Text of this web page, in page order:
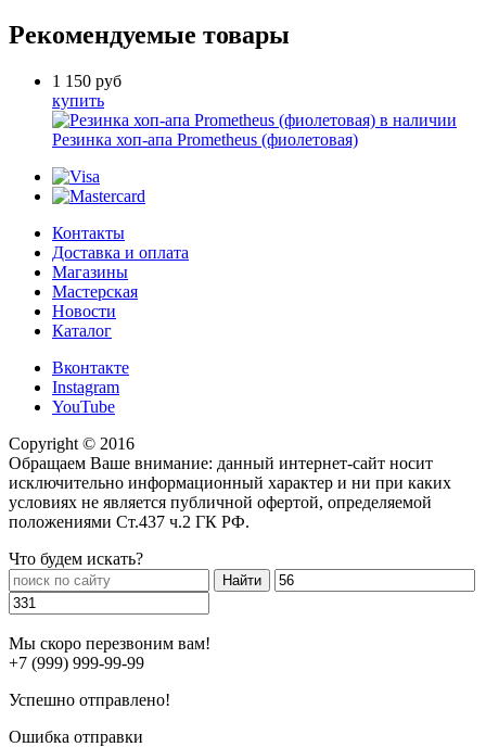
Рекомендуемые товары
1 150 руб
купить
в наличии
Резинка хоп-апа Prometheus (фиолетовая)
Контакты
Доставка и оплата
Магазины
Мастерская
Новости
Каталог
Вконтакте
Instagram
YouTube
Copyright © 2016
Обращаем Ваше внимание: данный интернет-сайт носит
исключительно информационный характер и ни при каких
условиях не является публичной офертой, определяемой
положениями Ст.437 ч.2 ГК РФ.
Что будем искать?
Мы скоро перезвоним вам!
+7 (999) 999-99-99
Успешно отправлено!
Ошибка отправки